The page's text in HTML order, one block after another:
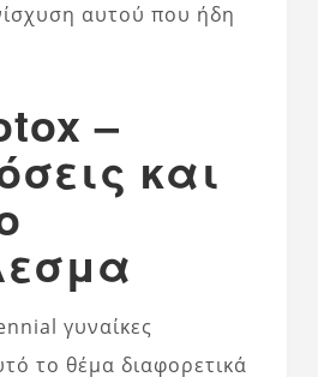
αυτού που ήδη
–
και
γυναίκες
το θέμα διαφορετικά